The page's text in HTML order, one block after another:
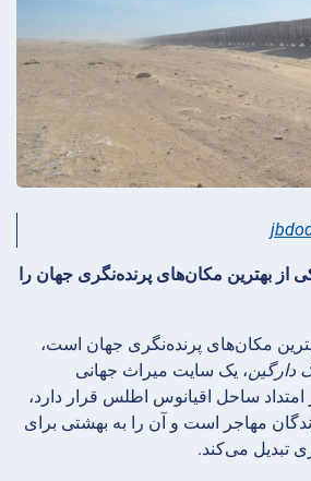
یکی از بهترین مکان‌های پرنده‌نگری جهان را
مکان‌های پرنده‌نگری جهان است،
دارگین، یک سایت میراث جهانی
امتداد ساحل اقیانوس اطلس قرار دارد،
مهاجر است و آن را به بهشتی برای
تبدیل می‌کند.